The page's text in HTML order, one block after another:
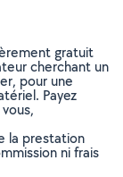
gratuit
cherchant un
pour une
Payez
la prestation
ni frais